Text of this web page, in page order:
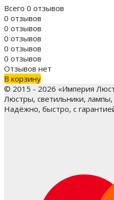
Всего 0 отзывов
0 отзывов
0 отзывов
0 отзывов
0 отзывов
0 отзывов
Отзывов нет
В корзину
© 2015 - 2026 «Империя
Люстры, светильники,
Надёжно, быстро, с